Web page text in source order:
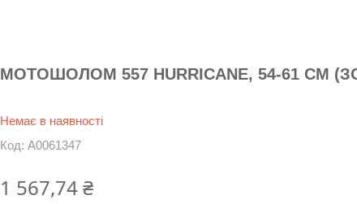
МОТОШОЛОМ 557 HURRICANE, 54-61 СМ
Немає в наявності
Код: А0061347
1 567,74 ₴